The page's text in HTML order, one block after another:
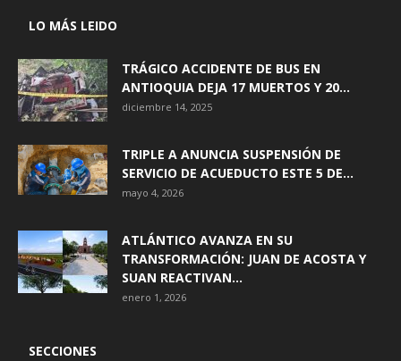
LO MÁS LEIDO
TRÁGICO ACCIDENTE DE BUS EN
ANTIOQUIA DEJA 17 MUERTOS Y 20...
diciembre 14, 2025
TRIPLE A ANUNCIA SUSPENSIÓN DE
SERVICIO DE ACUEDUCTO ESTE 5 DE...
mayo 4, 2026
ATLÁNTICO AVANZA EN SU
TRANSFORMACIÓN: JUAN DE ACOSTA Y
SUAN REACTIVAN...
enero 1, 2026
SECCIONES